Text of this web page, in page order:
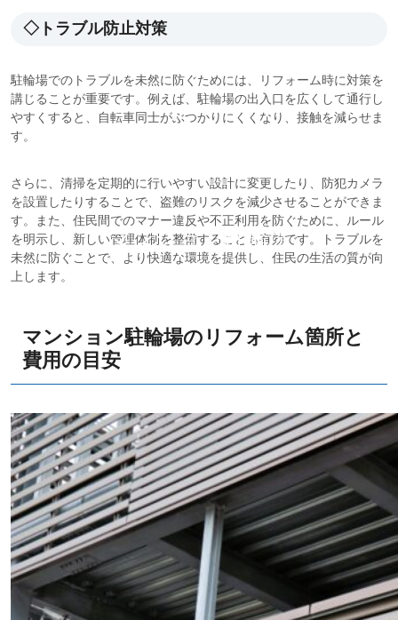
マンション駐輪場
◇トラブル防止対策
駐輪場でのトラブルを未然に防ぐためには、リフォーム時に対策を
講じることが重要です。例えば、駐輪場の出入口を広くして通行し
やすくすると、自転車同士がぶつかりにくくなり、接触を減らせま
す。
さらに、清掃を定期的に行いやすい設計に変更したり、防犯カメラ
を設置したりすることで、盗難のリスクを減少させることができま
す。また、住民間でのマナー違反や不正利用を防ぐために、ルール
を明示し、新しい管理体制を整備することも有効です。トラブルを
未然に防ぐことで、より快適な環境を提供し、住民の生活の質が向
上します。
マンション駐輪場のリフォーム箇所と
費用の目安